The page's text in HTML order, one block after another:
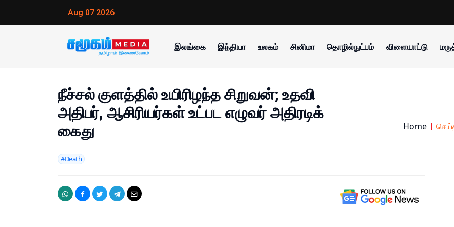
Aug 07 2026
இலங்கை இந்தியா உலகம் சினிமா தொழில்நுட்பம் விளையாட்டு
நீச்சல் குளத்தில் உயிரிழந்த சிறுவன்; உதவி
அதிபர், ஆசிரியர்கள் உட்பட எழுவர் அதிரடிக்
கைது
#Death
Home